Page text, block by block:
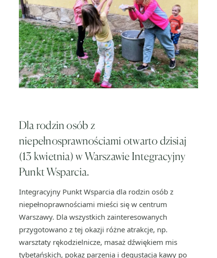
Dla rodzin osób z
niepełnosprawnościami otwarto dzisiaj
(13 kwietnia) w Warszawie Integracyjny
Punkt Wsparcia.
Integracyjny Punkt Wsparcia dla rodzin osób z
niepełnoprawnościami mieści się w centrum
Warszawy. Dla wszystkich zainteresowanych
przygotowano z tej okazji różne atrakcje, np.
warsztaty rękodzielnicze, masaż dźwiękiem mis
tybetańskich, pokaz parzenia i degustacja kawy po